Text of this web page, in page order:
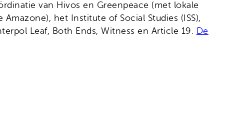
van Hivos en Greenpeace (met lokale
het Institute of Social Studies (ISS),
Leaf, Both Ends, Witness en Article 19. De